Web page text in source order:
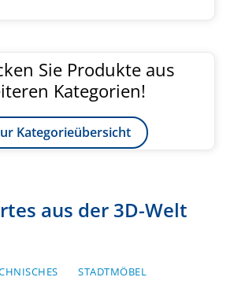
Sie Produkte aus
Kategorien!
Kategorieübersicht
aus der 3D-Welt
STADTMÖBEL